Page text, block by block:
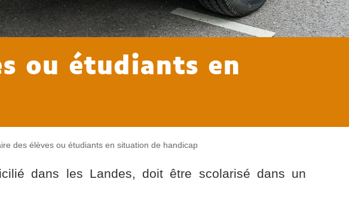
ou étudiants en
des élèves ou étudiants en situation de handicap
dans les Landes, doit être scolarisé dans un